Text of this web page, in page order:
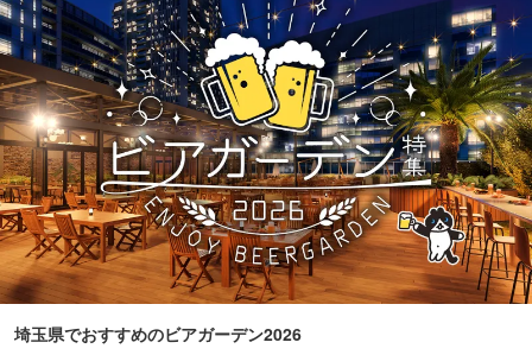
埼玉県でおすすめのビアガーデン2026